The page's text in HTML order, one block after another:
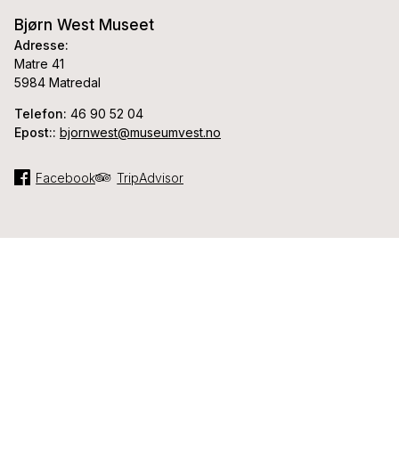
Bjørn West Museet
Adresse:
Matre 41
5984 Matredal
Telefon: 46 90 52 04
Epost:: bjornwest@museumvest.no
Facebook TripAdvisor